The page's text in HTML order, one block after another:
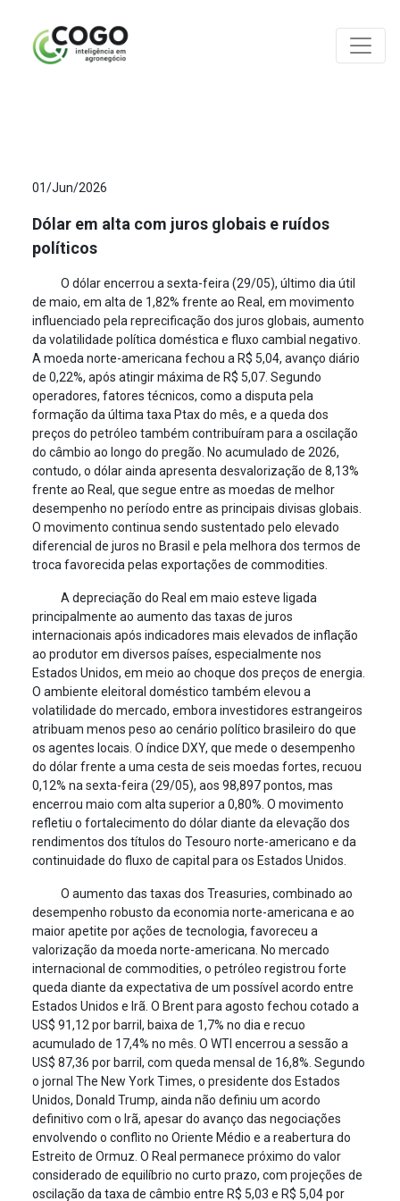
01/Jun/2026
Dólar em alta com juros globais e ruídos
políticos
O dólar encerrou a sexta-feira (29/05), último dia útil
de maio, em alta de 1,82% frente ao Real, em movimento
influenciado pela reprecificação dos juros globais, aumento
da volatilidade política doméstica e fluxo cambial negativo.
A moeda norte-americana fechou a R$ 5,04, avanço diário
de 0,22%, após atingir máxima de R$ 5,07. Segundo
operadores, fatores técnicos, como a disputa pela
formação da última taxa Ptax do mês, e a queda dos
preços do petróleo também contribuíram para a oscilação
do câmbio ao longo do pregão. No acumulado de 2026,
contudo, o dólar ainda apresenta desvalorização de 8,13%
frente ao Real, que segue entre as moedas de melhor
desempenho no período entre as principais divisas globais.
O movimento continua sendo sustentado pelo elevado
diferencial de juros no Brasil e pela melhora dos termos de
troca favorecida pelas exportações de commodities.
A depreciação do Real em maio esteve ligada
principalmente ao aumento das taxas de juros
internacionais após indicadores mais elevados de inflação
ao produtor em diversos países, especialmente nos
Estados Unidos, em meio ao choque dos preços de energia.
O ambiente eleitoral doméstico também elevou a
volatilidade do mercado, embora investidores estrangeiros
atribuam menos peso ao cenário político brasileiro do que
os agentes locais. O índice DXY, que mede o desempenho
do dólar frente a uma cesta de seis moedas fortes, recuou
0,12% na sexta-feira (29/05), aos 98,897 pontos, mas
encerrou maio com alta superior a 0,80%. O movimento
refletiu o fortalecimento do dólar diante da elevação dos
rendimentos dos títulos do Tesouro norte-americano e da
continuidade do fluxo de capital para os Estados Unidos.
O aumento das taxas dos Treasuries, combinado ao
desempenho robusto da economia norte-americana e ao
maior apetite por ações de tecnologia, favoreceu a
valorização da moeda norte-americana. No mercado
internacional de commodities, o petróleo registrou forte
queda diante da expectativa de um possível acordo entre
Estados Unidos e Irã. O Brent para agosto fechou cotado a
US$ 91,12 por barril, baixa de 1,7% no dia e recuo
acumulado de 17,4% no mês. O WTI encerrou a sessão a
US$ 87,36 por barril, com queda mensal de 16,8%. Segundo
o jornal The New York Times, o presidente dos Estados
Unidos, Donald Trump, ainda não definiu um acordo
definitivo com o Irã, apesar do avanço das negociações
envolvendo o conflito no Oriente Médio e a reabertura do
Estreito de Ormuz. O Real permanece próximo do valor
considerado de equilíbrio no curto prazo, com projeções de
oscilação da taxa de câmbio entre R$ 5,03 e R$ 5,04 por